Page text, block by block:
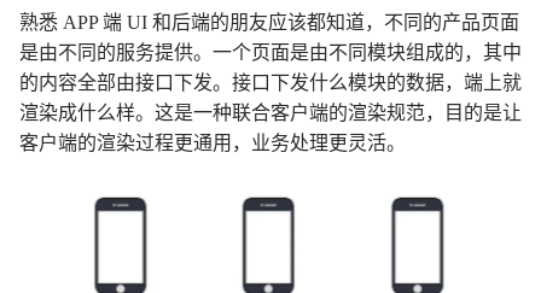
熟悉 APP 端 UI 和后端的朋友应该都知道，不同的产品页面
是由不同的服务提供。一个页面是由不同模块组成的，其中
的内容全部由接口下发。接口下发什么模块的数据，端上就
渲染成什么样。这是一种联合客户端的渲染规范，目的是让
客户端的渲染过程更通用，业务处理更灵活。